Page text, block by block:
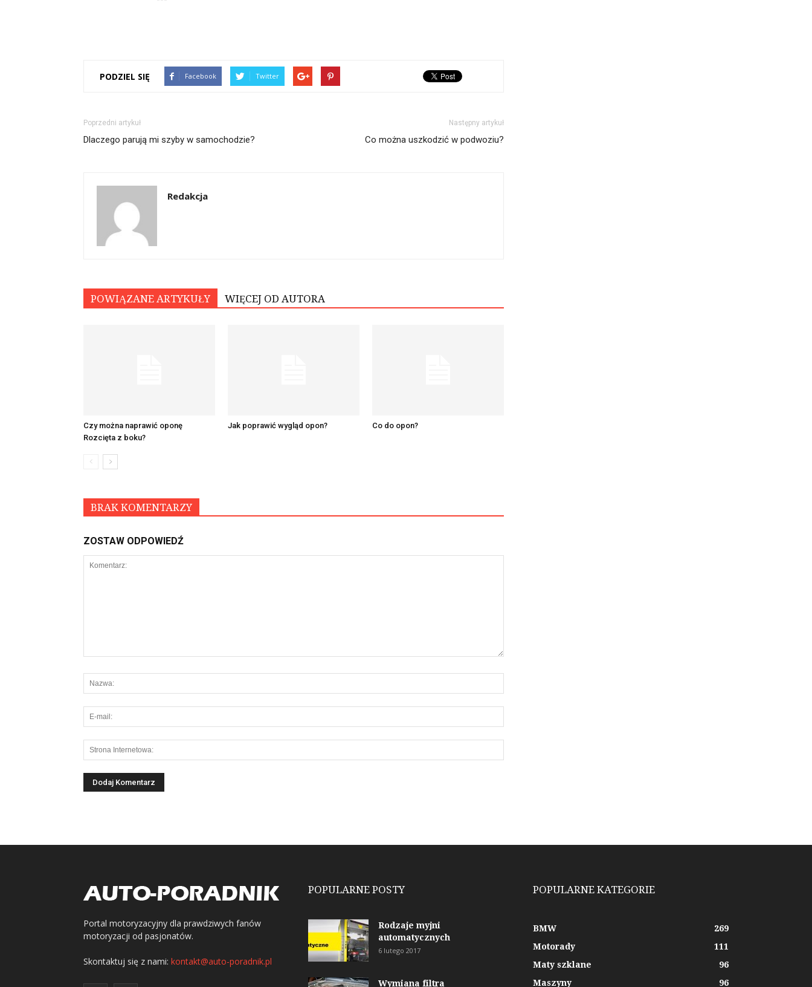
PODZIEL SIĘ Facebook Twitter
Poprzedni artykuł
Dlaczego parują mi szyby w samochodzie?
Następny artykuł
Co można uszkodzić w podwoziu?
Redakcja
POWIĄZANE ARTYKUŁY WIĘCEJ OD AUTORA
Czy można naprawić oponę
Rozcięta z boku?
Jak poprawić wygląd opon? Co do opon?
BRAK KOMENTARZY
ZOSTAW ODPOWIEDŹ
Portal motoryzacyjny dla prawdziwych fanów
motoryzacji od pasjonatów.
Skontaktuj się z nami: kontakt@auto-poradnik.pl
POPULARNE POSTY
Rodzaje myjni
automatycznych
6 lutego 2017
Wymiana filtra
POPULARNE KATEGORIE
BMW
269
Motorady
111
Maty szklane
96
Maszyny
96